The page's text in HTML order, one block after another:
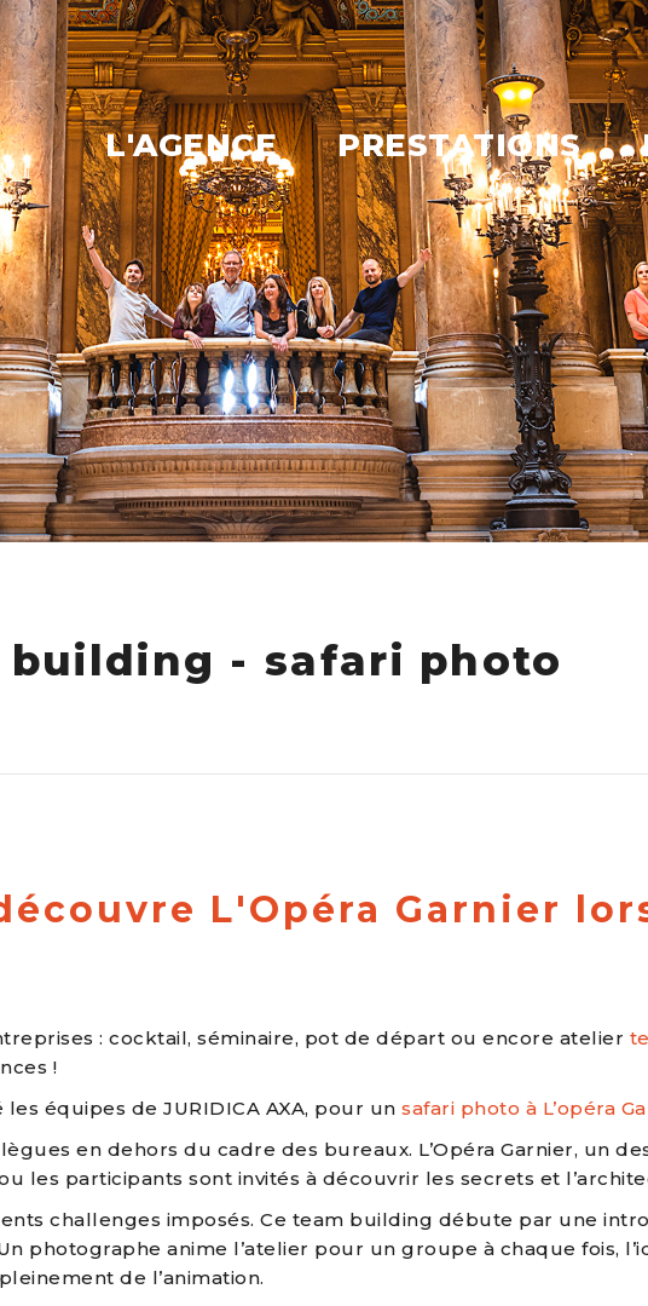
L'AGENCE PRESTATIONS
building - safari photo
L'Opéra Garnier
: cocktail, séminaire, pot de départ ou encore atelier
!
équipes de JURIDICA AXA, pour un safari photo à L’opéra
en dehors du cadre des bureaux. L’Opéra Garnier, un
les participants sont invités à découvrir les secrets et
challenges imposés. Ce team building débute par une
photographe anime l’atelier pour un groupe à chaque fois,
de l’animation.